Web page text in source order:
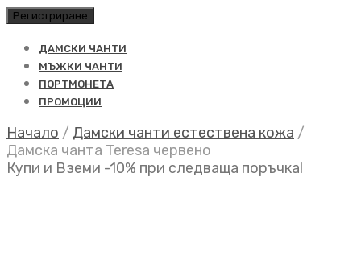
Регистриране
ДАМСКИ ЧАНТИ
МЪЖКИ ЧАНТИ
ПОРТМОНЕТА
ПРОМОЦИИ
Начало / Дамски чанти естествена кожа /
Дамска чанта Teresa червено
Купи и Вземи -10% при следваща поръчка!